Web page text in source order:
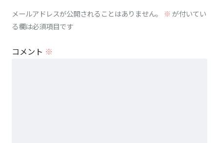
メールアドレスが公開されることはありません。 ※が付いてい
る欄は必須項目です
コメント ※